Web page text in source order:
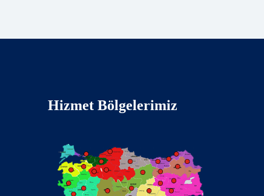
Hizmet Bölgelerimiz